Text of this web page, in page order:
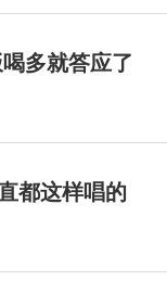
多就答应了
都这样唱的